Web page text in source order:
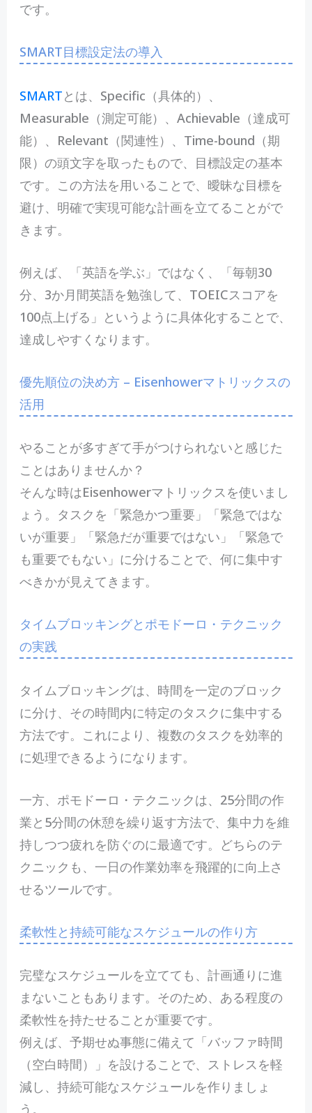
です。
SMART目標設定法の導入
SMARTとは、Specific（具体的）、
Measurable（測定可能）、Achievable（達成可
能）、Relevant（関連性）、Time-bound（期
限）の頭文字を取ったもので、目標設定の基本
です。この方法を用いることで、曖昧な目標を
避け、明確で実現可能な計画を立てることがで
きます。
例えば、「英語を学ぶ」ではなく、「毎朝30
分、3か月間英語を勉強して、TOEICスコアを
100点上げる」というように具体化することで、
達成しやすくなります。
優先順位の決め方 – Eisenhowerマトリックスの
活用
やることが多すぎて手がつけられないと感じた
ことはありませんか？
そんな時はEisenhowerマトリックスを使いまし
ょう。タスクを「緊急かつ重要」「緊急ではな
いが重要」「緊急だが重要ではない」「緊急で
も重要でもない」に分けることで、何に集中す
べきかが見えてきます。
タイムブロッキングとポモドーロ・テクニック
の実践
タイムブロッキングは、時間を一定のブロック
に分け、その時間内に特定のタスクに集中する
方法です。これにより、複数のタスクを効率的
に処理できるようになります。
一方、ポモドーロ・テクニックは、25分間の作
業と5分間の休憩を繰り返す方法で、集中力を維
持しつつ疲れを防ぐのに最適です。どちらのテ
クニックも、一日の作業効率を飛躍的に向上さ
せるツールです。
柔軟性と持続可能なスケジュールの作り方
完璧なスケジュールを立てても、計画通りに進
まないこともあります。そのため、ある程度の
柔軟性を持たせることが重要です。
例えば、予期せぬ事態に備えて「バッファ時間
（空白時間）」を設けることで、ストレスを軽
減し、持続可能なスケジュールを作りましょ
う。